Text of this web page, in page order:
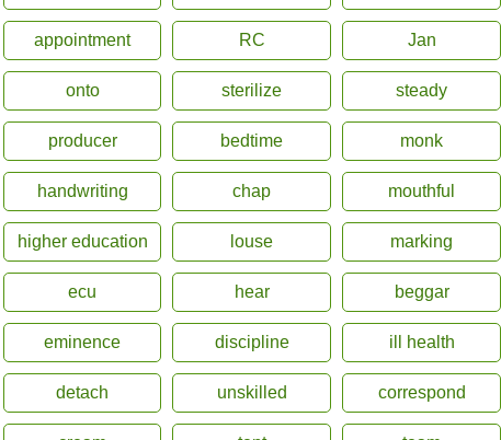
appointment RC Jan
onto sterilize steady
producer bedtime monk
handwriting chap mouthful
higher education louse marking
ecu hear beggar
eminence discipline ill health
detach unskilled correspond